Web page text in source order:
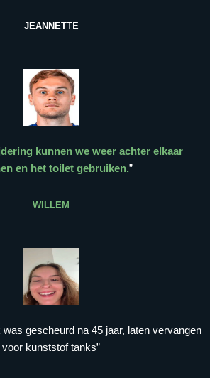
JEANNETTE
kunnen we weer achter elkaar
en het toilet gebruiken.”
WILLEM
was gescheurd na 45 jaar, laten vervangen
voor kunststof tanks”